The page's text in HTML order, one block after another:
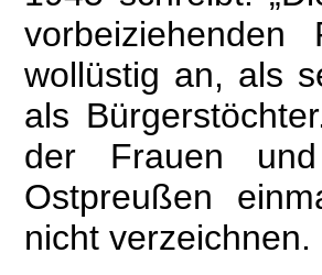
wollüstig an, als
als
der Frauen
Ostpreußen
nicht verzeichnen.